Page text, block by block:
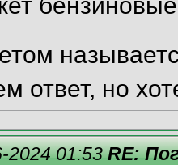
ответ, но
2024 01:53RE: